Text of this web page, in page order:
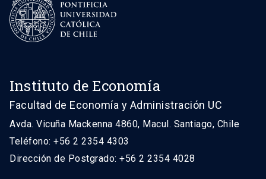
Instituto de Economía
Facultad de Economía y Administración UC
Avda. Vicuña Mackenna 4860, Macul. Santiago, Chile
Teléfono: +56 2 2354 4303
Dirección de Postgrado: +56 2 2354 4028